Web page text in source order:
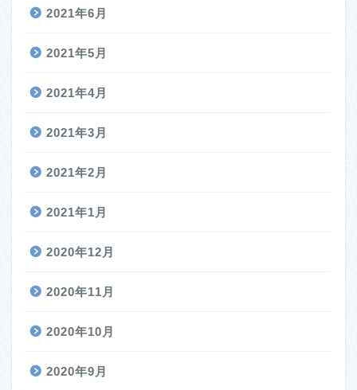
2021年6月
2021年5月
2021年4月
2021年3月
2021年2月
2021年1月
2020年12月
2020年11月
2020年10月
2020年9月